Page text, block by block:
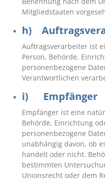
Mitgliedstaaten
h)
Auftragsverarbeiter ist
Person, Behörde,
personenbezogene
Verantwortlichen
i) Empfänger
Empfänger ist eine
Behörde, Einrichtung
personenbezogene
unabhängig davon, ob
handelt oder nicht.
bestimmten
Unionsrecht oder dem